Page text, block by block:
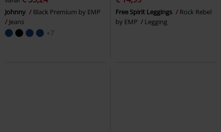
Johnny
Black Premium by EMP
Jeans
+7
Free Spirit Leggings
Rock Rebel
by EMP
Legging